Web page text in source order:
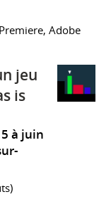
Adobe
jeu
is
à juin